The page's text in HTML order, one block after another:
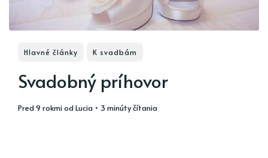
Hlavné články K svadbám
Svadobný príhovor
pred 9 rokmiodLucia • 3 minúty čítania